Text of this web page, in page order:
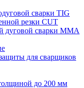
сварки TIG
резки CUT
дуговой сварки MMA
для сварщиков
до 200 мм